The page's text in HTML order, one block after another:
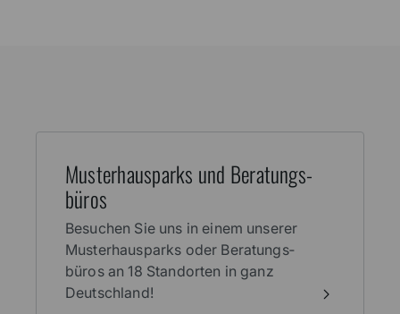
Muster­haus­parks und Beratungs­
büros
Besuchen Sie uns in einem unserer
Muster­haus­parks oder Beratungs­
büros an 18 Stand­orten in ganz
Deutschland!